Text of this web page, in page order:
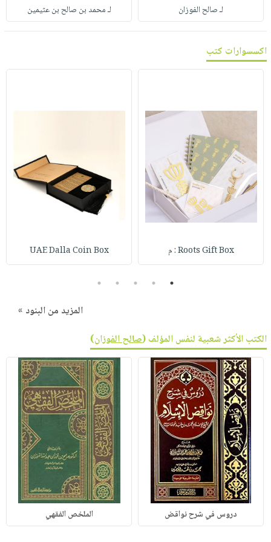
صابون
أطفال
مناسبات
فيديوهات
أسئلة
يتكرر
طرحها
وفرات
كتابك
تواصل
معنا
عربة
التسوق
نشرة
لـ صالح الفوزان
لـ محمد بن صالح بن عثيمين
اكسسوارات كتب
Roots Gift Box : م UAE Dalla Coin Box
1
2
3
4
5
المزيد من البنود »
الكتب الأكثر شعبية لنفس المؤلف (صالح الفوزان)
دروس في شرح نواقض الملخص الفقهي